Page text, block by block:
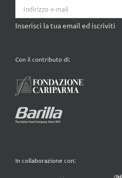
Inserisci la tua email ed iscriviti
Con il contributo di:
In collaborazione con: